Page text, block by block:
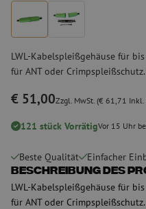
LWL-Kabelspleißgehäuse für
für ANT oder
€ 51,00Zzgl. MwSt. (€ 61,71 Inkl.
121 stück VorrätigVor 15 Uhr
Beste Qualität Einfacher
Beschreibung des
LWL-Kabelspleißgehäuse für
für ANT oder